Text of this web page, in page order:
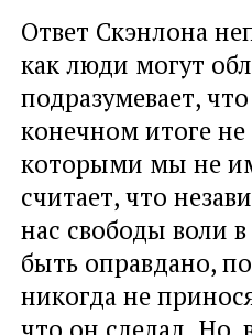
Ответ Скэнлона
как люди могут
подразумевает,
конечном итоге
которыми мы не
считает, что
нас свободы воли
быть оправдано,
никогда не